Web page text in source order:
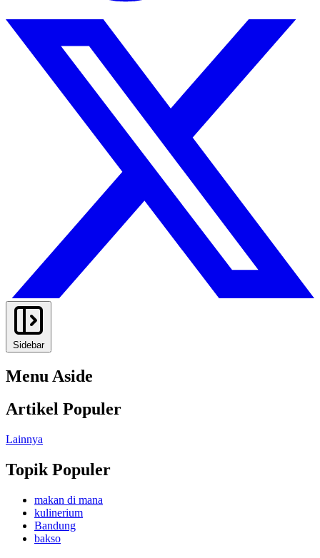
Sidebar
Menu Aside
Artikel Populer
Lainnya
Topik Populer
makan di mana
kulinerium
Bandung
bakso